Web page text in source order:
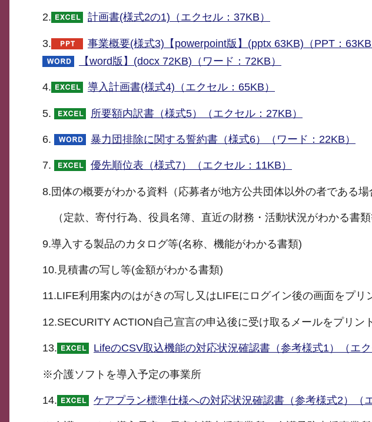
2. 計画書(様式2の1)（エクセル：37KB）
3.
事業概要(様式3)【powerpoint版】(pptx 63KB)（PPT：63KB
【word版】(docx 72KB)（ワード：72KB）
4. 導入計画書(様式4)（エクセル：65KB）
5. 所要額内訳書（様式5）（エクセル：27KB）
6. 暴力団排除に関する誓約書（様式6）（ワード：22KB）
7. 優先順位表（様式7）（エクセル：11KB）
8.団体の概要がわかる資料（応募者が地方公共団体以外の者である場
（定款、寄付行為、役員名簿、直近の財務・活動状況がわかる書類
9.導入する製品のカタログ等(名称、機能がわかる書類)
10.見積書の写し等(金額がわかる書類)
11.LIFE利用案内のはがきの写し又はLIFEにログイン後の画面をプリ
12.SECURITY ACTION自己宣言の申込後に受け取るメールをプリン
13. LifeのCSV取込機能の対応状況確認書（参考様式1）（エク
※介護ソフトを導入予定の事業所
14. ケアプラン標準仕様への対応状況確認書（参考様式2）（